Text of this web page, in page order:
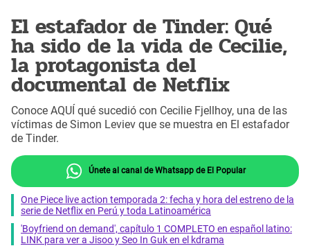
El estafador de Tinder: Qué
ha sido de la vida de Cecilie,
la protagonista del
documental de Netflix
Conoce AQUÍ qué sucedió con Cecilie Fjellhoy, una de las
víctimas de Simon Leviev que se muestra en El estafador
de Tinder.
Únete al canal de Whatsapp de El Popular
One Piece live action temporada 2: fecha y hora del estreno de la
serie de Netflix en Perú y toda Latinoamérica
'Boyfriend on demand', capítulo 1 COMPLETO en español latino:
LINK para ver a Jisoo y Seo In Guk en el kdrama